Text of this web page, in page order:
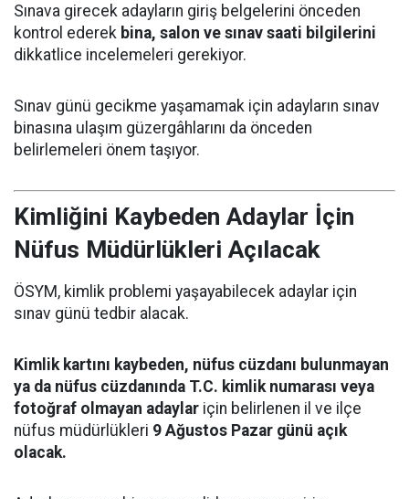
Sınava girecek adayların giriş belgelerini önceden
kontrol ederek bina, salon ve sınav saati bilgilerini
dikkatlice incelemeleri gerekiyor.
Sınav günü gecikme yaşamamak için adayların sınav
binasına ulaşım güzergâhlarını da önceden
belirlemeleri önem taşıyor.
Kimliğini Kaybeden Adaylar İçin
Nüfus Müdürlükleri Açılacak
ÖSYM, kimlik problemi yaşayabilecek adaylar için
sınav günü tedbir alacak.
Kimlik kartını kaybeden, nüfus cüzdanı bulunmayan
ya da nüfus cüzdanında T.C. kimlik numarası veya
fotoğraf olmayan adaylar için belirlenen il ve ilçe
nüfus müdürlükleri 9 Ağustos Pazar günü açık
olacak.